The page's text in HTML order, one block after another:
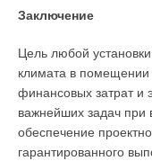
Заключение
Цель любой
климата в
финансовых затрат и
важнейших задач
обеспечение
гарантированного